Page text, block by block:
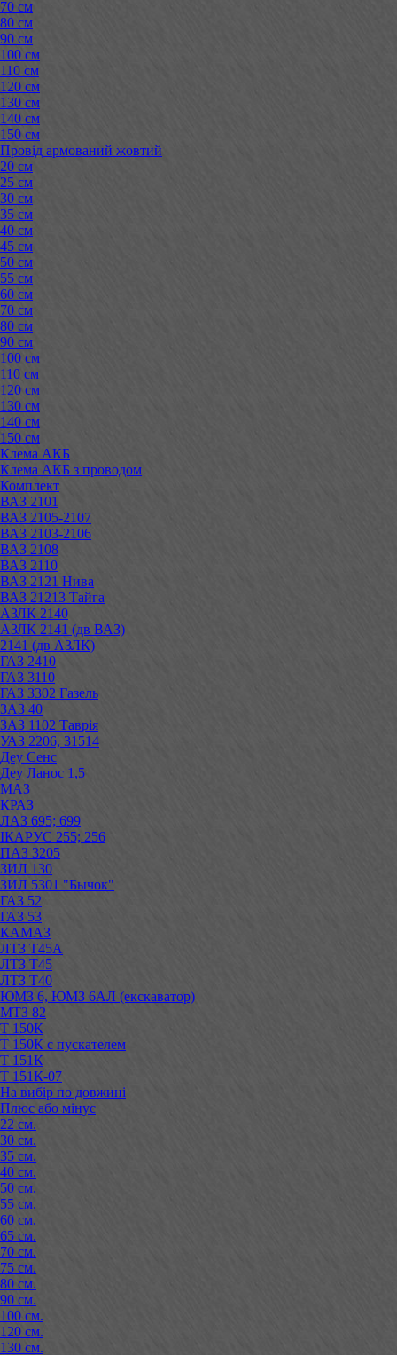
70 см
80 см
90 см
100 см
110 см
120 см
130 см
140 см
150 см
Провід армований жовтий
20 см
25 см
30 см
35 см
40 см
45 см
50 см
55 см
60 см
70 см
80 см
90 см
100 см
110 см
120 см
130 см
140 см
150 см
Клема АКБ
Клема АКБ з проводом
Комплект
ВАЗ 2101
ВАЗ 2105-2107
ВАЗ 2103-2106
ВАЗ 2108
ВАЗ 2110
ВАЗ 2121 Нива
ВАЗ 21213 Тайга
АЗЛК 2140
АЗЛК 2141 (дв ВАЗ)
2141 (дв АЗЛК)
ГАЗ 2410
ГАЗ 3110
ГАЗ 3302 Газель
ЗАЗ 40
ЗАЗ 1102 Таврія
УАЗ 2206, 31514
Деу Сенс
Деу Ланос 1,5
МАЗ
КРАЗ
ЛАЗ 695; 699
ІКАРУС 255; 256
ПАЗ 3205
ЗИЛ 130
ЗИЛ 5301 "Бычок"
ГАЗ 52
ГАЗ 53
КАМАЗ
ЛТЗ Т45А
ЛТЗ Т45
ЛТЗ Т40
ЮМЗ 6, ЮМЗ 6АЛ (екскаватор)
МТЗ 82
Т 150К
Т 150К с пускателем
Т 151К
Т 151К-07
На вибір по довжині
Плюс або мінус
22 см.
30 см.
35 см.
40 см.
50 см.
55 см.
60 см.
65 см.
70 см.
75 см.
80 см.
90 см.
100 см.
120 см.
130 см.